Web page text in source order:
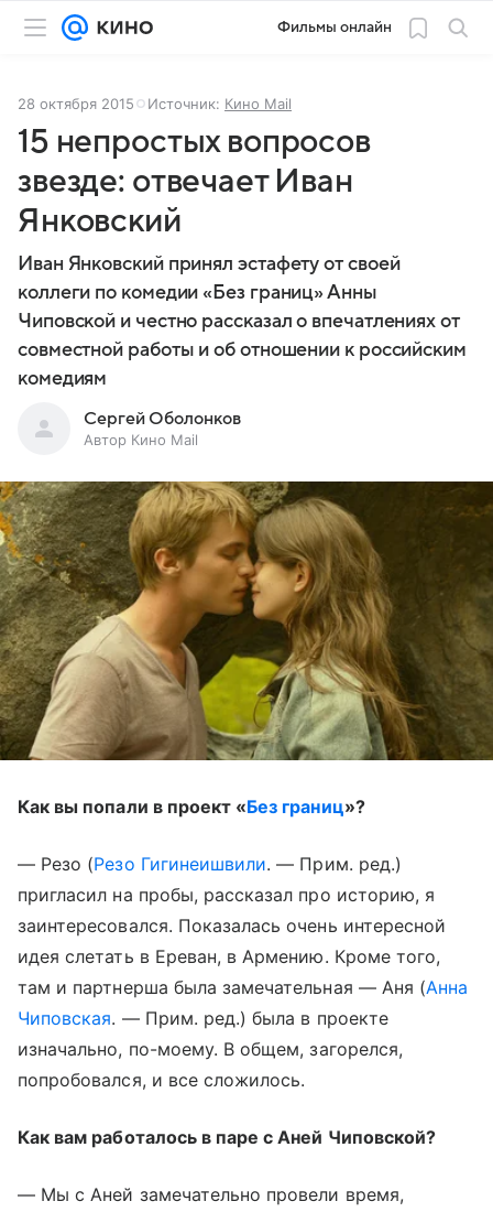
Фильмы онлайн
28 октября 2015 Источник: Кино Mail
15 непростых вопросов
звезде: отвечает Иван
Янковский
Иван Янковский принял эстафету от своей
коллеги по комедии «Без границ» Анны
Чиповской и честно рассказал о впечатлениях от
совместной работы и об отношении к российским
комедиям
Сергей Оболонков
Автор Кино Mail
Как вы попали в проект «Без границ»?
— Резо (Резо Гигинеишвили. — Прим. ред.)
пригласил на пробы, рассказал про историю, я
заинтересовался. Показалась очень интересной
идея слетать в Ереван, в Армению. Кроме того,
там и партнерша была замечательная — Аня (Анна
Чиповская. — Прим. ред.) была в проекте
изначально, по-моему. В общем, загорелся,
попробовался, и все сложилось.
Как вам работалось в паре с Аней Чиповской?
— Мы с Аней замечательно провели время,